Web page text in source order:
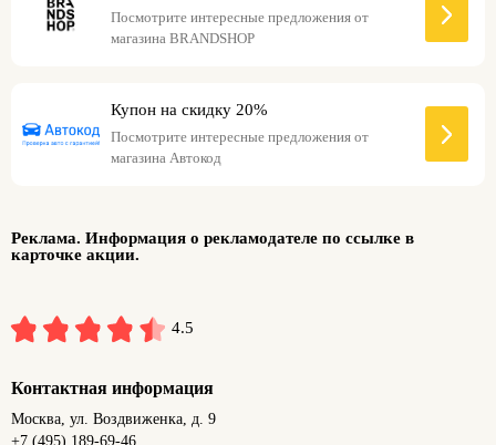
Посмотрите интересные предложения от
магазина BRANDSHOP
Купон на скидку 20%
Посмотрите интересные предложения от
магазина Автокод
Реклама. Информация о рекламодателе по ссылке в
карточке акции.
4.5
Контактная информация
Москва, ул. Воздвиженка, д. 9
+7 (495) 189-69-46